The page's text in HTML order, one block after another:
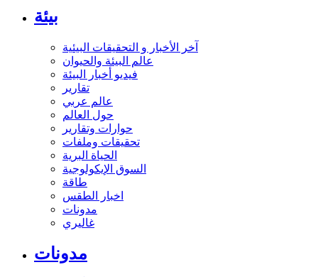
بيئة
آخر الأخبار و التحقيقات البيئية
عالم البيئة والحيوان
فيديو أخبار البيئة
تقارير
عالم عربي
حول العالم
حوارات وتقارير
تحقيقات وملفات
الحياة البرية
السوق الإيكولوجية
طاقة
اخبار الطقس
مدونات
غاليري
مدونات